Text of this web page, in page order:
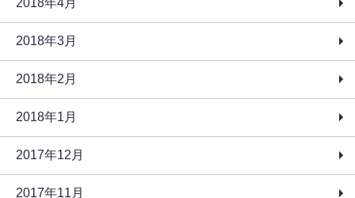
2018年4月
2018年3月
2018年2月
2018年1月
2017年12月
2017年11月